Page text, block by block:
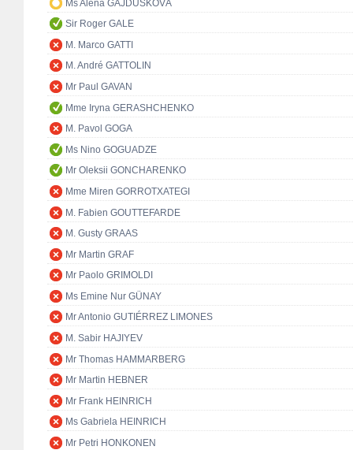
Ms Alena GAJDŮŠKOVÁ
Sir Roger GALE
M. Marco GATTI
M. André GATTOLIN
Mr Paul GAVAN
Mme Iryna GERASHCHENKO
M. Pavol GOGA
Ms Nino GOGUADZE
Mr Oleksii GONCHARENKO
Mme Miren GORROTXATEGI
M. Fabien GOUTTEFARDE
M. Gusty GRAAS
Mr Martin GRAF
Mr Paolo GRIMOLDI
Ms Emine Nur GÜNAY
Mr Antonio GUTIÉRREZ LIMONES
M. Sabir HAJIYEV
Mr Thomas HAMMARBERG
Mr Martin HEBNER
Mr Frank HEINRICH
Ms Gabriela HEINRICH
Mr Petri HONKONEN